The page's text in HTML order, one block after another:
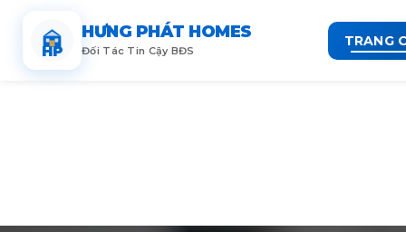
HP
HƯNG PHÁT HOMES
Đối Tác Tin Cậy BĐS
TRANG